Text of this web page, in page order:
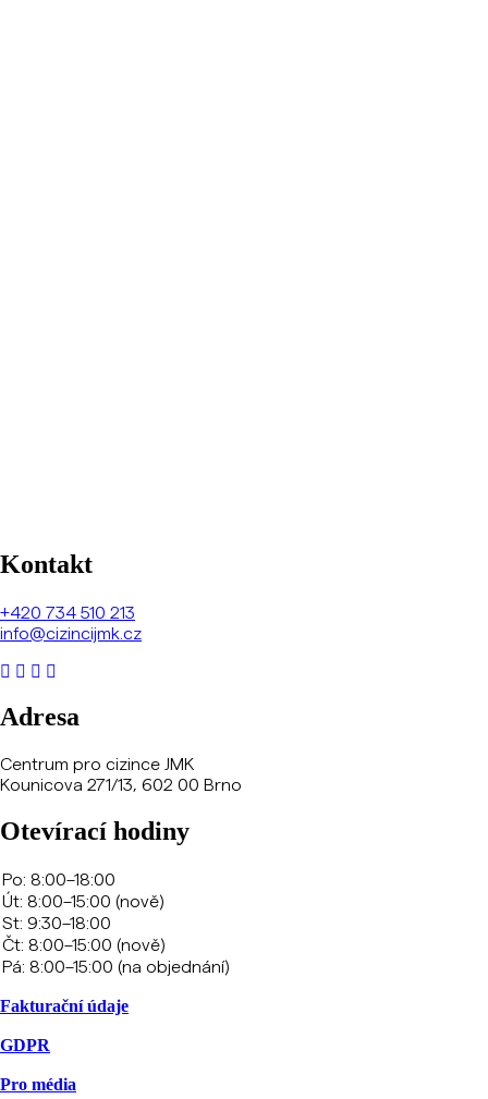
Kontakt
+420 734 510 213
info@cizincijmk.cz
Adresa
Centrum pro cizince JMK
Kounicova 271/13, 602 00 Brno
Otevírací hodiny
Fakturační údaje
GDPR
Pro média